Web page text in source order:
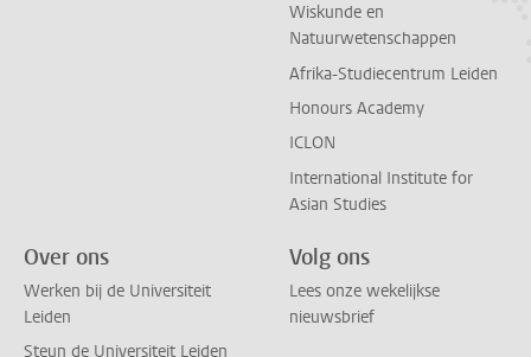
Wiskunde en
Natuurwetenschappen
Afrika-Studiecentrum Leiden
Honours Academy
ICLON
International Institute for
Asian Studies
Over ons
Werken bij de Universiteit
Leiden
Steun de Universiteit Leiden
Volg ons
Lees onze wekelijkse
nieuwsbrief